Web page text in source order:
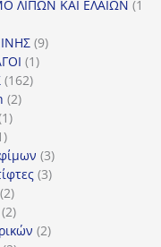
προϊόντα
ΛΙΠΩΝ ΚΑΙ ΕΛΑΙΩΝ 1
99
11
162162
22
11
1
προϊόν33
προϊόντα
33
22
προϊόντα
22
προϊόντα
22